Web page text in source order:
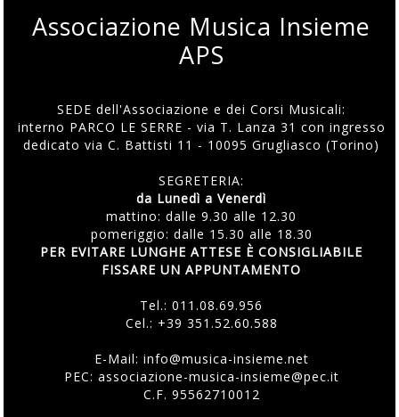
Associazione Musica Insieme
APS
SEDE dell'Associazione e dei Corsi Musicali:
interno PARCO LE SERRE - via T. Lanza 31 con ingresso
dedicato via C. Battisti 11 - 10095 Grugliasco (Torino)
SEGRETERIA:
da Lunedì a Venerdì
mattino: dalle 9.30 alle 12.30
pomeriggio: dalle 15.30 alle 18.30
PER EVITARE LUNGHE ATTESE È CONSIGLIABILE
FISSARE UN APPUNTAMENTO
Tel.:011.08.69.956
Cel.: +39 351.52.60.588
E-Mail: info@musica-insieme.net
PEC: associazione-musica-insieme@pec.it
C.F. 95562710012